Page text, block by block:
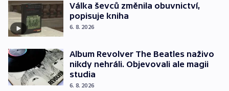
Válka ševců změnila obuvnictví,
popisuje kniha
6. 8. 2026
Album Revolver The Beatles naživo
nikdy nehráli. Objevovali ale magii
studia
6. 8. 2026